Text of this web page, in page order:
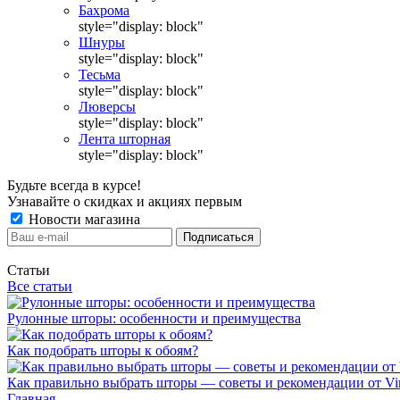
Бахрома
style="display: block"
Шнуры
style="display: block"
Тесьма
style="display: block"
Люверсы
style="display: block"
Лента шторная
style="display: block"
Будьте всегда в курсе!
Узнавайте о скидках и акциях первым
Новости магазина
Статьи
Все статьи
Рулонные шторы: особенности и преимущества
Как подобрать шторы к обоям?
Как правильно выбрать шторы — советы и рекомендации от